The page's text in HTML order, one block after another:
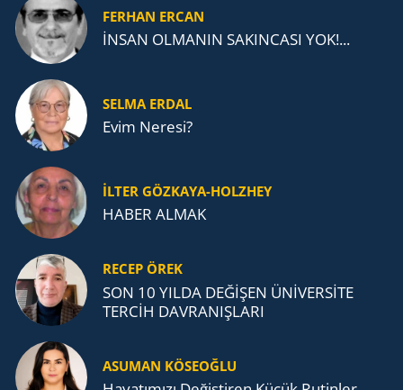
FERHAN ERCAN
İNSAN OLMANIN SAKINCASI YOK!...
SELMA ERDAL
Evim Neresi?
İLTER GÖZKAYA-HOLZHEY
HABER ALMAK
RECEP ÖREK
SON 10 YILDA DEĞİŞEN ÜNİVERSİTE
TERCİH DAVRANIŞLARI
ASUMAN KÖSEOĞLU